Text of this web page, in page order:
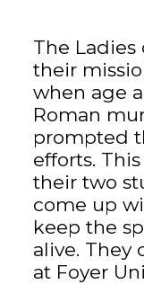
The
their
when age
Roman
prompted
efforts.
their two
come up
keep the
alive. They
at Foyer